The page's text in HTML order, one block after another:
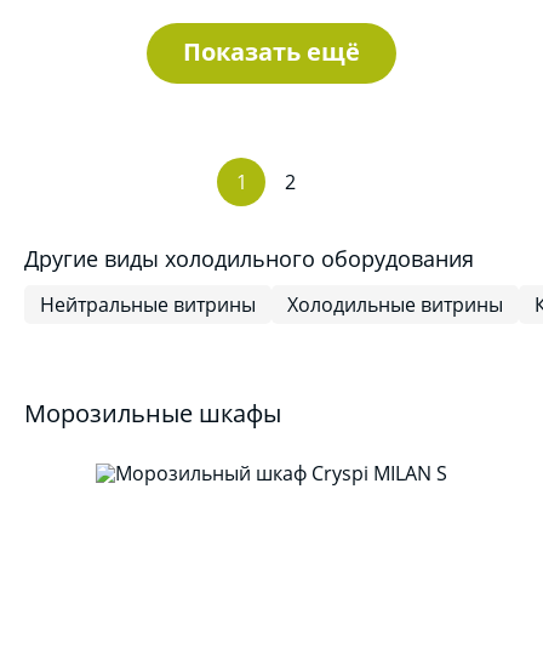
Показать ещё
1 2
Другие виды холодильного оборудования
Нейтральные витрины Холодильные витрины
Морозильные шкафы